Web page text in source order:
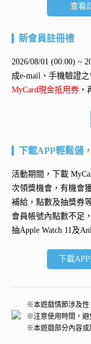
查看
新會員註冊禮
2026/08/01 (00:00) ~
成e-mail、手機驗證
MyCard現金抵用券 ，
下載APP輕鬆儲
活動期間，下載
次領獎機會，有機會
補給，點數及抽獎券
會員帳號內點數不足
抽Apple Watch 11及
下載
※本遊戲情節涉及性
※注意使用時間，避
※本遊戲部分內容或